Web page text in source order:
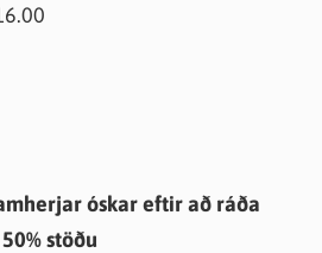
óskar eftir að ráða
stöðu